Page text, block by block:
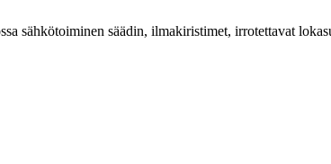
sähkötoiminen säädin, ilmakiristimet, irrotettavat